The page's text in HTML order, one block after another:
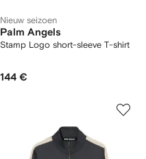
Nieuw seizoen
Palm Angels
Stamp Logo short-sleeve T-shirt
144 €